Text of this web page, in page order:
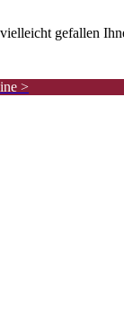
gefallen
>